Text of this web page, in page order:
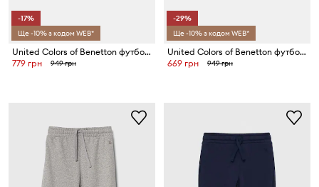
-17%
Ще -10% з кодом WEB*
United Colors of Benetton футболка дитяча бавовняна
779 грн
949 грн
-29%
Ще -10% з кодом WEB*
United Colors of Benetton футболка дитяча бавовняна
669 грн
949 грн